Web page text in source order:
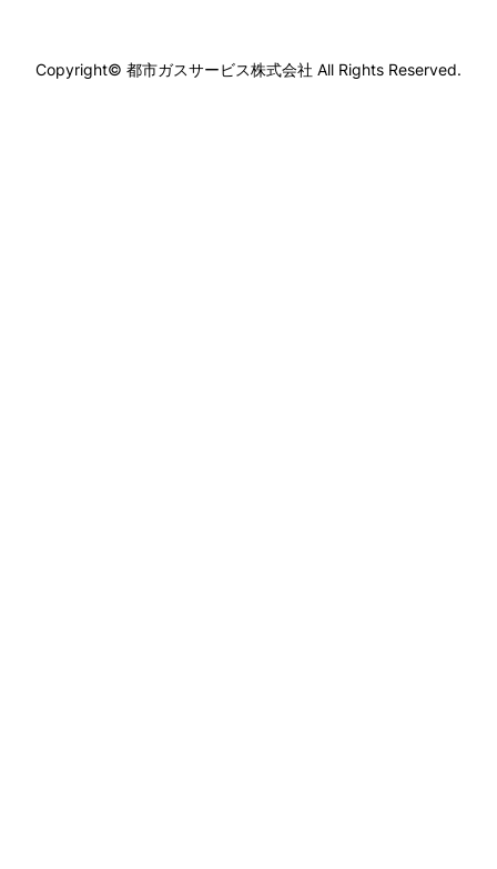
Copyright© 都市ガスサービス株式会社 All Rights Reserved.